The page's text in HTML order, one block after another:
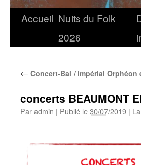
Accueil Nuits du Folk
2026
← Concert-Bal / Impérial
concerts BEAUMONT
Paradmin | Publié le30/07/2019 |